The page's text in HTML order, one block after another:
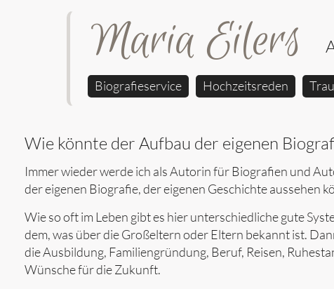
Biografieservice Hochzeitsreden
Wie könnte der Aufbau der eigenen
Immer wieder werde ich als Autorin für Biografien und
der eigenen Biografie, der eigenen Geschichte aussehen
Wie so oft im Leben gibt es hier unterschiedliche gute
dem, was über die Großeltern oder Eltern bekannt ist.
die Ausbildung, Familiengründung, Beruf, Reisen,
Wünsche für die Zukunft.
Maria Eilers